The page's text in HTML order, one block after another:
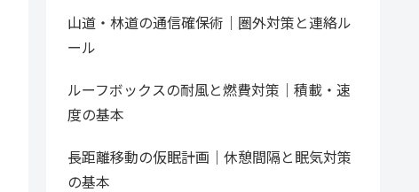
山道・林道の通信確保術｜圏外対策と連絡ル
ール
ルーフボックスの耐風と燃費対策｜積載・速
度の基本
長距離移動の仮眠計画｜休憩間隔と眠気対策
の基本